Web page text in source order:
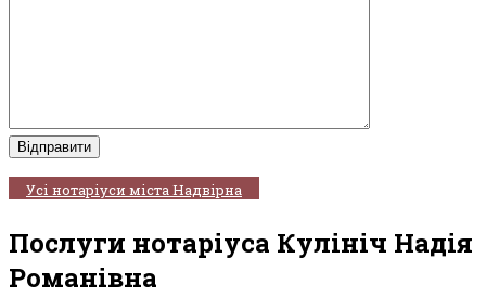
Усі нотаріуси міста Надвірна
Послуги нотаріуса Кулініч Надія
Романівна